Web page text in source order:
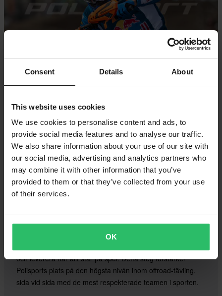
Consent Details About
This website uses cookies
We use cookies to personalise content and ads, to
provide social media features and to analyse our traffic.
We also share information about your use of our site with
our social media, advertising and analytics partners who
may combine it with other information that you’ve
provided to them or that they’ve collected from your use
of their services.
OK
Ett totalt engagemang för racing på den absoluta
gränsen.
KTM Factory Racing innebär att vara inne i depån, inne i
pressen, inne i de ögonblick som avgör mästerskap. Det
och leverera när allt står på spel. Detta steg förstärker
Polisports plats på den högsta nivån inom offroad-tävling,
sida vid sida med de mest respekterade teamen i sporten.